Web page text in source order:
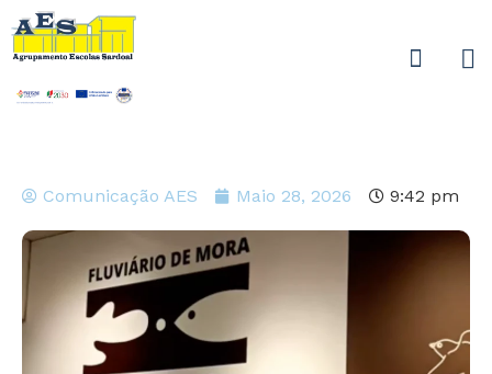
Comunicação AES Maio 28, 2026 9:42 pm